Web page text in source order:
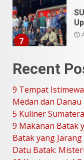
7
5
Recent
9 Tempat
Medan dan Danau
5 Kuliner
9 Makanan Batak
Batak yang
Datu Batak: